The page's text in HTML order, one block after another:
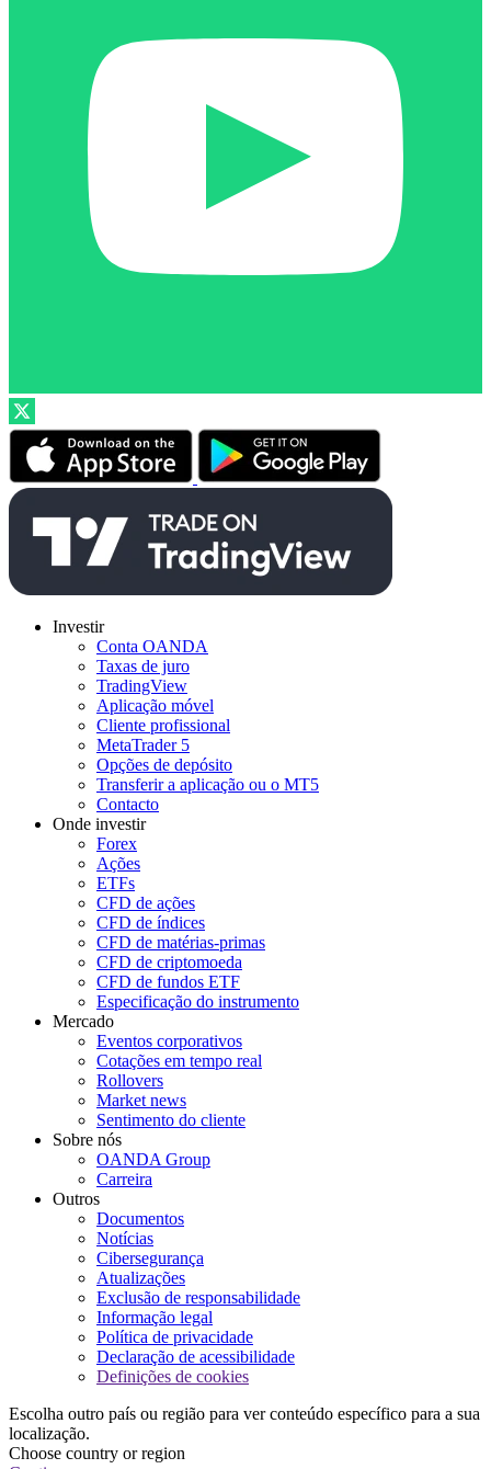
Investir
Conta OANDA
Taxas de juro
TradingView
Aplicação móvel
Cliente profissional
MetaTrader 5
Opções de depósito
Transferir a aplicação ou o MT5
Contacto
Onde investir
Forex
Ações
ETFs
CFD de ações
CFD de índices
CFD de matérias-primas
CFD de criptomoeda
CFD de fundos ETF
Especificação do instrumento
Mercado
Eventos corporativos
Cotações em tempo real
Rollovers
Market news
Sentimento do cliente
Sobre nós
OANDA Group
Carreira
Outros
Documentos
Notícias
Cibersegurança
Atualizações
Exclusão de responsabilidade
Informação legal
Política de privacidade
Declaração de acessibilidade
Definições de cookies
Escolha outro país ou região para ver conteúdo específico para a sua
localização.
Choose country or region